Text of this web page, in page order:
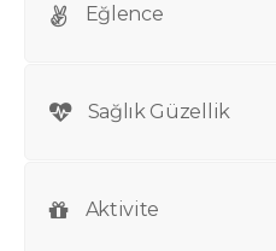
Eğlence
Sağlık Güzellik
Aktivite